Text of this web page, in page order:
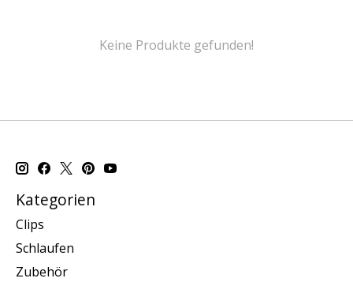
Keine Produkte gefunden!
Kategorien
Clips
Schlaufen
Zubehör